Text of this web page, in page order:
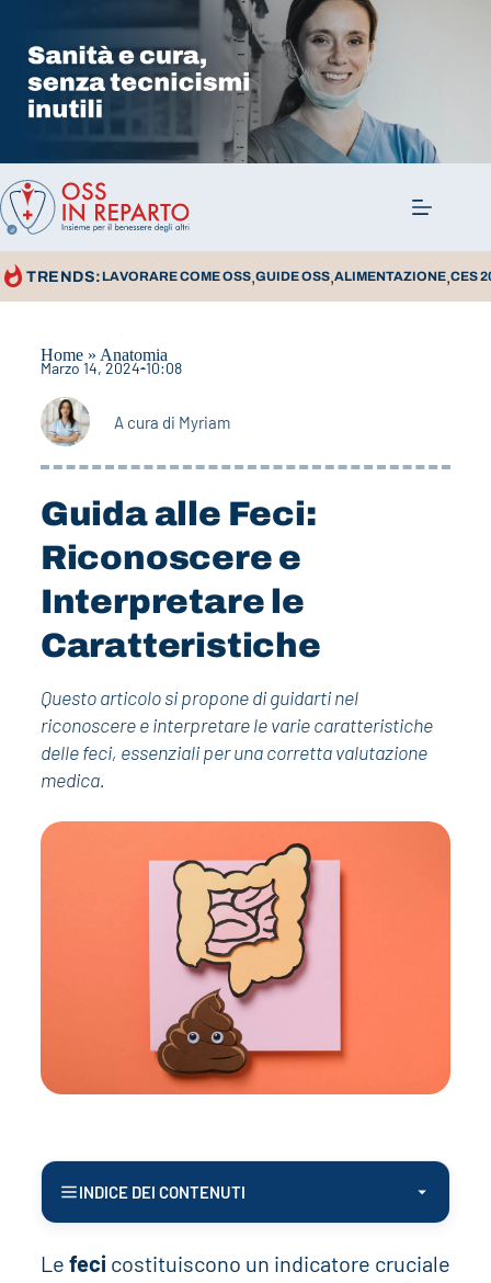
TRENDS: LAVORARE COME OSS,GUIDE OSS,ALIMENTAZIONE,CES
Home» Anatomia
Marzo 14, 2024 10:08
A cura di Myriam
Guida alle Feci:
Riconoscere e
Interpretare le
Caratteristiche
Questo articolo si propone di guidarti nel
riconoscere e interpretare le varie caratteristiche
delle feci, essenziali per una corretta valutazione
medica.
INDICE DEI CONTENUTI
Le feci costituiscono un indicatore cruciale